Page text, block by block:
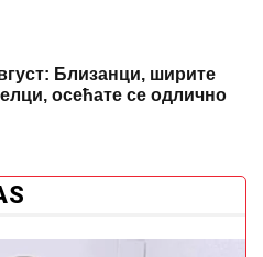
Близанци, ширите
осећате се одлично